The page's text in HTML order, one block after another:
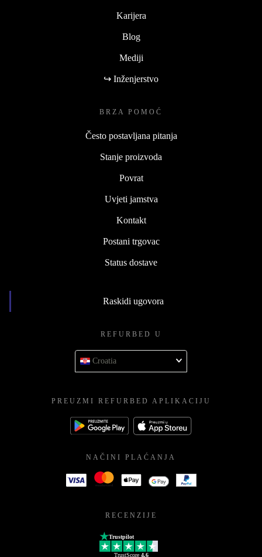
Karijera
Blog
Mediji
↪ Inženjerstvo
BRZA POMOĆ
Često postavljana pitanja
Stanje proizvoda
Povrat
Uvjeti jamstva
Kontakt
Postani trgovac
Status dostave
Raskidi ugovora
REFURBED U
Croatia
PREUZMI REFURBED APLIKACIJU
NAČINI PLAĆANJA
RECENZIJE
Trustpilot
TrustScore 4.6